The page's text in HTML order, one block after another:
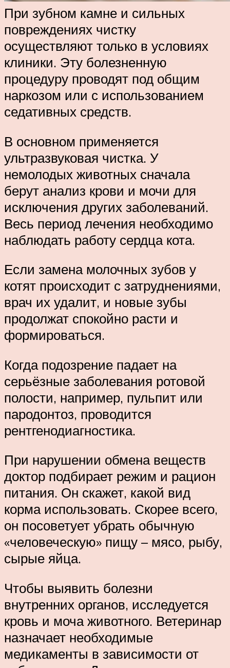
При зубном камне и сильных
повреждениях чистку
осуществляют только в условиях
клиники. Эту болезненную
процедуру проводят под общим
наркозом или с использованием
седативных средств.
В основном применяется
ультразвуковая чистка. У
немолодых животных сначала
берут анализ крови и мочи для
исключения других заболеваний.
Весь период лечения необходимо
наблюдать работу сердца кота.
Если замена молочных зубов у
котят происходит с затруднениями,
врач их удалит, и новые зубы
продолжат спокойно расти и
формироваться.
Когда подозрение падает на
серьёзные заболевания ротовой
полости, например, пульпит или
пародонтоз, проводится
рентгенодиагностика.
При нарушении обмена веществ
доктор подбирает режим и рацион
питания. Он скажет, какой вид
корма использовать. Скорее всего,
он посоветует убрать обычную
«человеческую» пищу – мясо, рыбу,
сырые яйца.
Чтобы выявить болезни
внутренних органов, исследуется
кровь и моча животного. Ветеринар
назначает необходимые
медикаменты в зависимости от